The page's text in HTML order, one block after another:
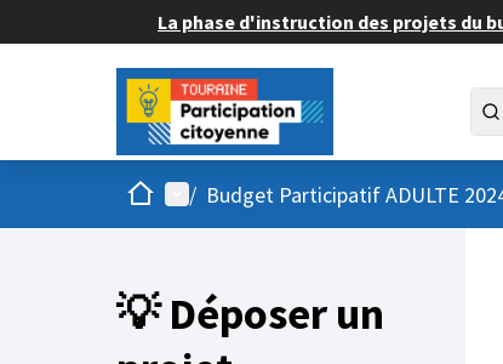
La phase d'instruction des projets du
AccueilMenu principal
/ Budget Participatif ADULTE
💡 Déposer un